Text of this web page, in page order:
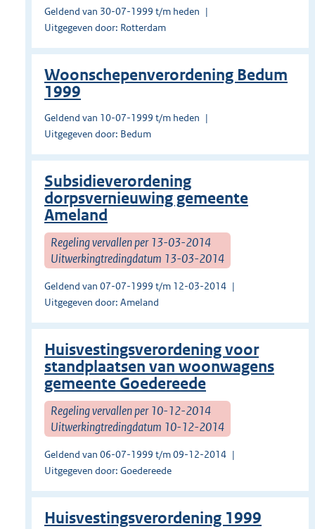
Geldend van 30-07-1999 t/m heden
Uitgegeven door: Rotterdam
Woonschepenverordening Bedum
1999
Geldend van 10-07-1999 t/m heden
Uitgegeven door: Bedum
Subsidieverordening
dorpsvernieuwing gemeente
Ameland
Regeling vervallen per 13-03-2014
Uitwerkingtredingdatum 13-03-2014
Geldend van 07-07-1999 t/m 12-03-2014
Uitgegeven door: Ameland
Huisvestingsverordening voor
standplaatsen van woonwagens
gemeente Goedereede
Regeling vervallen per 10-12-2014
Uitwerkingtredingdatum 10-12-2014
Geldend van 06-07-1999 t/m 09-12-2014
Uitgegeven door: Goedereede
Huisvestingsverordening 1999